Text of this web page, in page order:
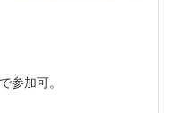
参加可。